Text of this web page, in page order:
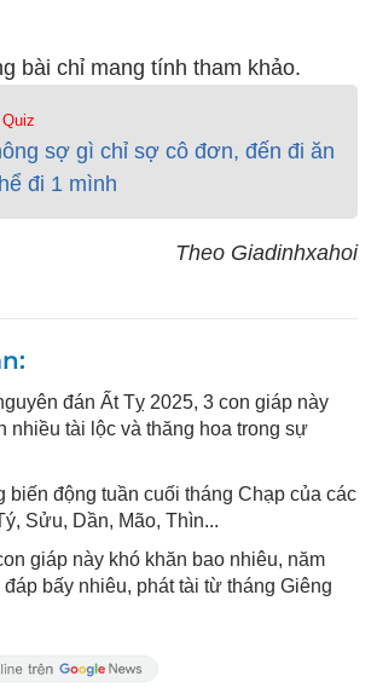
bài chỉ mang tính tham khảo.
Quiz
sợ gì chỉ sợ cô đơn, đến đi ăn
đi 1 mình
Theo Giadinhxahoi
đán Ất Tỵ 2025, 3 con giáp này
nhiều tài lộc và thăng hoa trong sự
biến động tuần cuối tháng Chạp của các
Sửu, Dần, Mão, Thìn...
giáp này khó khăn bao nhiêu, năm
bấy nhiêu, phát tài từ tháng Giêng